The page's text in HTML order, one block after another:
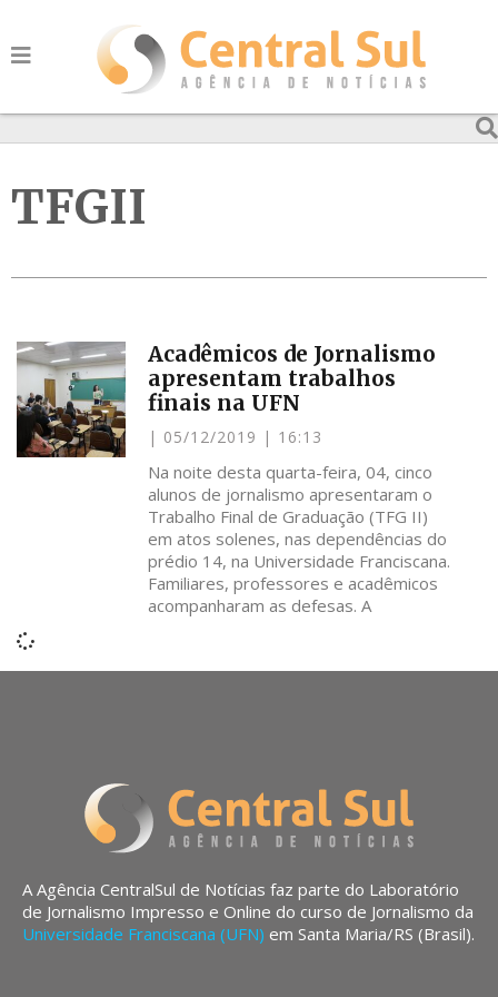
TFGII
Acadêmicos de Jornalismo
apresentam trabalhos
finais na UFN
05/12/2019 16:13
Na noite desta quarta-feira, 04, cinco
alunos de jornalismo apresentaram o
Trabalho Final de Graduação (TFG II)
em atos solenes, nas dependências do
prédio 14, na Universidade Franciscana.
Familiares, professores e acadêmicos
acompanharam as defesas. A
A Agência CentralSul de Notícias faz parte do Laboratório
de Jornalismo Impresso e Online do curso de Jornalismo da
Universidade Franciscana (UFN) em Santa Maria/RS (Brasil).